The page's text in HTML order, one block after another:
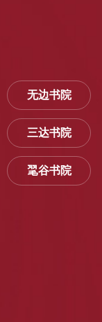
无边书院
三达书院
毣谷书院